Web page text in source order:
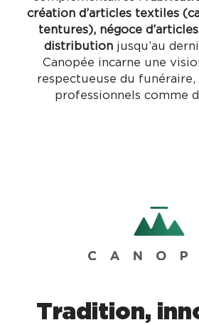
création d’articles textiles
tentures), négoce
distributionjusqu’au
Canopée incarne une
respectueuse du funéraire,
professionnels comme
Tradition,